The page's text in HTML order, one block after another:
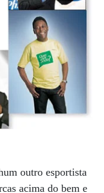
outro esportista
acima do bem e